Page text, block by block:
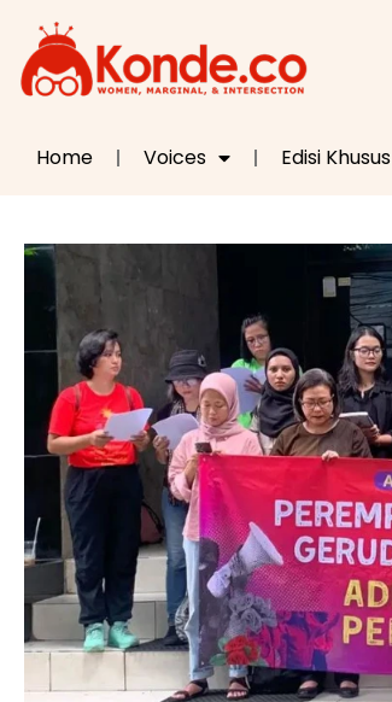
Home Voices Edisi Khusus